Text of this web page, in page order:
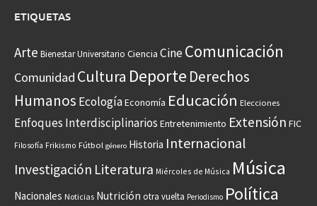
ETIQUETAS
Arte Bienestar Universitario Ciencia CineComunicación
Comunidad Cultura Deporte Derechos
Humanos EcologíaEconomía Educación Elecciones
Enfoques Interdisciplinarios Entretenimiento Extensión FIC
Filosofía Frikismo Fútbol género Historia Internacional
Investigación Literatura Miércoles de Música Música
Nacionales Noticias Nutrición otra vuelta Periodismo Política